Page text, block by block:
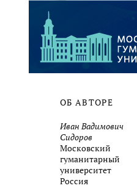
ОБ АВТОРЕ
Иван Вадимович
Сидоров
Московский
гуманитарный
университет
Россия